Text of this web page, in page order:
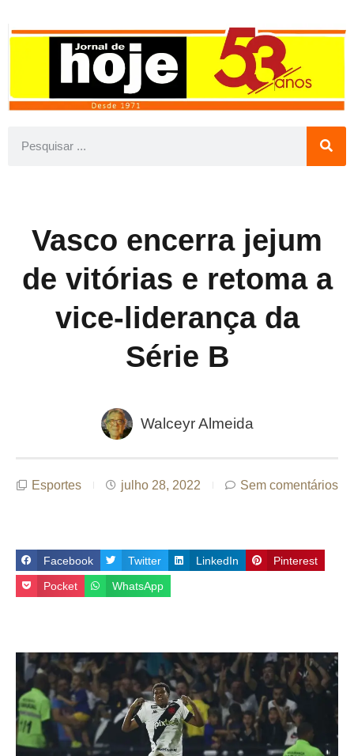
Vasco encerra jejum
de vitórias e retoma a
vice-liderança da
Série B
Walceyr Almeida
Esportes julho 28, 2022 Sem comentários
Facebook Twitter LinkedIn Pinterest
Pocket WhatsApp